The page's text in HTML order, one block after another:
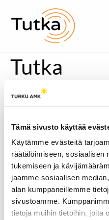
Tämä sivusto käyttää
Käytämme evästeitä
räätälöimiseen, sosiaalisen
tukemiseen ja
jaamme sosiaalisen
alan kumppaneillemme
sivustoamme.
tietoja muihin tietoihin, joita
Tutka
Valtioiden välisiä sotia ei
sodan jälkeen, selviää
sisäisten konfliktien
Sotatantereella eivät
sisäiset joukot. Yhä
toimijat työntävät
[metaslider id=28369]
Äänitoistin
00:00
Kattavat tilastot erilaisista
kuolonuhreista löytyvät